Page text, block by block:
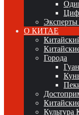
О КИТАЕ
Города
Культура